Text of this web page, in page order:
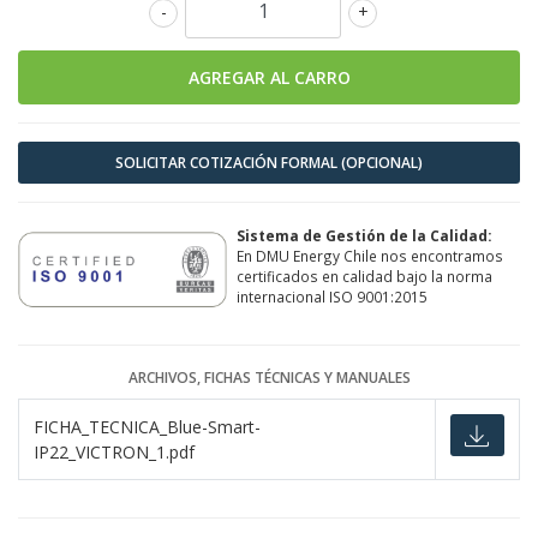
+
-
SOLICITAR COTIZACIÓN FORMAL (OPCIONAL)
Sistema de Gestión de la Calidad:
En DMU Energy Chile nos encontramos
certificados en calidad bajo la norma
internacional ISO 9001:2015
ARCHIVOS, FICHAS TÉCNICAS Y MANUALES
FICHA_TECNICA_Blue-Smart-
IP22_VICTRON_1.pdf